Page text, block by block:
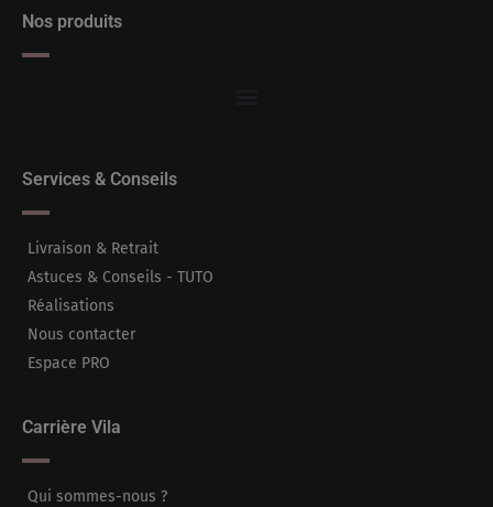
Nos produits
Services & Conseils
Livraison & Retrait
Astuces & Conseils - TUTO
Réalisations
Nous contacter
Espace PRO
Carrière Vila
Qui sommes-nous ?